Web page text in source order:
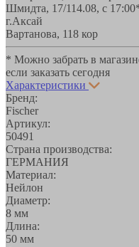
Шмидта, 17/114.08, с
г.Аксай
Вартанова, 118 кор
* Можно забрать в
если заказать сегодня
Характеристики
Бренд:
Fischer
Артикул:
50491
Страна производства:
ГЕРМАНИЯ
Материал:
Нейлон
Диаметр:
8 мм
Длина:
50 мм